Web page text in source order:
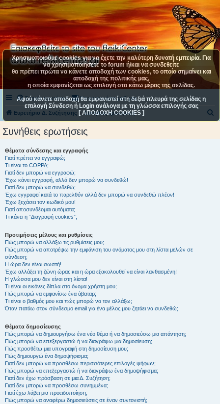
Συχνές ερωτήσεις Επικοινωνήστε μαζί μας
Ευρετήριο Δ. Συζήτησης Συνήθεις ερωτήσεις
Συνήθεις ερωτήσεις
Θέματα σύνδεσης και εγγραφής
Γιατί πρέπει να εγγραφώ;
Τι είναι το COPPA;
Γιατί δεν μπορώ να εγγραφώ;
Έχω κάνει εγγραφή, αλλά δεν μπορώ να συνδεθώ!
Γιατί δεν μπορώ να συνδεθώ;
Έχω εγγραφεί κατά το παρελθόν αλλά δεν μπορώ να συνδεθώ πλέον!
Έχω ξεχάσει τον κωδικό μου!
Γιατί αποσυνδέομαι αυτόματα;
Τι κάνει η “Διαγραφή cookies”;
Προτιμήσεις μέλους και ρυθμίσεις
Πώς μπορώ να αλλάξω τις ρυθμίσεις μου;
Πώς μπορώ να αποτρέψω την εμφάνιση του ονόματος μου στη λίστα μελών σε
σύνδεση;
Η ώρα δεν είναι σωστή!
Έχω αλλάξει τη ζώνη ώρας και η ώρα εξακολουθεί να είναι λανθασμένη!
Η γλώσσα μου δεν είναι στη λίστα!
Τι είναι οι εικόνες δίπλα στο όνομα χρήστη μου;
Πώς μπορώ να εμφανίσω ένα άβαταρ;
Τι είναι ο βαθμός μου και πώς μπορώ να τον αλλάξω;
Όταν πατάω στον σύνδεσμο email για ένα μέλος μου ζητάει να συνδεθώ;
Θέματα δημοσίευσης
Πώς μπορώ να δημιουργήσω ένα νέο θέμα ή να δημοσιεύσω μια απάντηση;
Πώς μπορώ να επεξεργαστώ ή να διαγράψω μια δημοσίευση;
Πώς προσθέτω μια υπογραφή στη δημοσίευση μου;
Πώς δημιουργώ ένα δημοψήφισμα;
Γιατί δεν μπορώ να προσθέσω περισσότερες επιλογές ψήφων;
Πώς μπορώ να επεξεργαστώ ή να διαγράψω ένα δημοψήφισμα;
Γιατί δεν έχω πρόσβαση σε μια Δ. Συζήτηση;
Γιατί δεν μπορώ να προσθέσω συνημμένα;
Γιατί έχω λάβει μια προειδοποίηση;
Πώς μπορώ να αναφέρω δημοσιεύσεις σε έναν συντονιστή;
Χρησιμοποιούμε cookies για να έχετε την καλύτερη δυνατή εμπειρία. Για
να χρησιμοποιήσετε το forum ή/και να συνδεθείτε
θα πρέπει πρώτα να κάνετε αποδοχή των cookies, το οποίο σημαίνει και
αποδοχή της πολιτικής μας,
η οποία εμφανίζεται ως επιλογή στο κάτω μέρος της σελίδας.
Αφού κάνετε αποδοχή θα εμφανιστεί στη δεξιά πλευρά της σελίδας η
επιλογή Σύνδεση ή Login ανάλογα με τη γλώσσα επιλογής σας
[ ΑΠΟΔΟΧΗ COOKIES ]